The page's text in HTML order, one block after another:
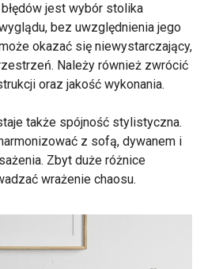
jest wybór stolika
bez uwzględnienia jego
okazać się niewystarczający,
Należy również zwrócić
oraz jakość wykonania.
także spójność stylistyczna.
z sofą, dywanem i
Zbyt duże różnice
wrażenie chaosu.